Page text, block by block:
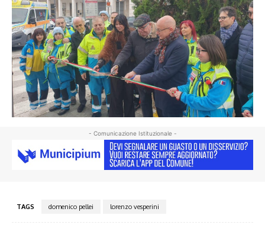
- Comunicazione Istituzionale -
TAGS domenico pellei lorenzo vesperini